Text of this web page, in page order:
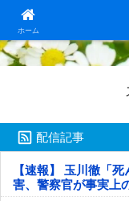
ホーム日本第一！ニ
配信記事
【速報】 玉川徹「
害、警察官が事実上